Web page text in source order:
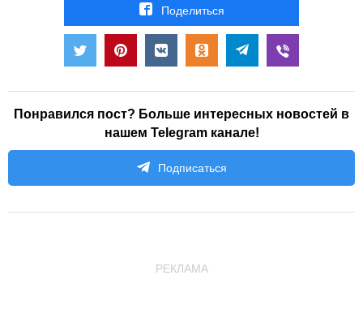
Поделиться
Понравился пост? Больше интересных новостей в
нашем Telegram канале!
Подписаться
РЕКЛАМА